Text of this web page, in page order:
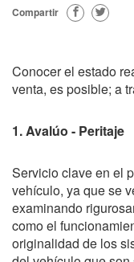
Compartir
Conocer el estado
venta, es posible; a
1. Avalúo - Peritaje
Servicio clave en el
vehículo, ya que se
examinando
como el
originalidad de los